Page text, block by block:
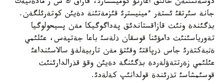
دوسةنتئنةن حالئق اعارتؤ كوميسسارئ، قازاق ك س ر مادةنيةت
جانة سئرتقئ ئستةر ءمينيسترئ قئزمةتئنة دةيئن كوتةرئلگةن.
بذگئندة ونئث قازاقستاندئق پةداگوگيكا مةن پسيحولوگيا
تةورياسئنئث دامؤئنا قوسقان ذلةسئ باعا جةتپةس، عئلئمي
ةثبةكتةرئ جاس ذرپاقتئ وقئتؤ مةن تاربيةلةؤ سالاسئنداعئ
عئلئمي زةرتتةؤلةردة بذگئنگة دةيئن وقؤ قذرالدارئنئث
قوسئمشاسئ تذرئندة قولدانئپ كةلةدئ.